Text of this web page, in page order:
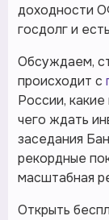
доходности
госдолг и
Обсуждаем,
происходит с
России,
чего ждать
заседания
рекордные
масштабная
Открыть